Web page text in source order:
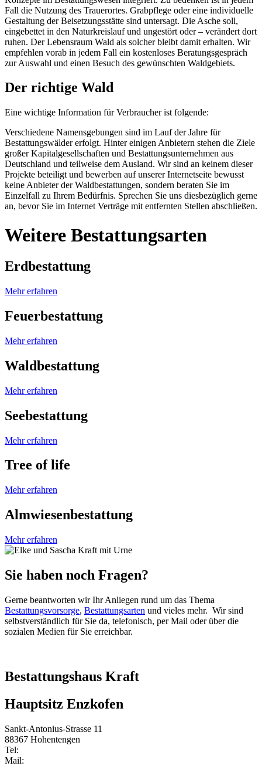
Fall die Nutzung des Trauerortes. Grabpflege oder eine individuelle
Gestaltung der Beisetzungsstätte sind untersagt. Die Asche soll,
eingebettet in den Naturkreislauf und ungestört oder – verändert dort
ruhen. Der Lebensraum Wald als solcher bleibt damit erhalten. Wir
empfehlen vorab in jedem Fall ein kostenloses Beratungsgespräch
zur Auswahl und einen Besuch des gewünschten Waldgebiets.
Der richtige Wald
Eine wichtige Information für Verbraucher ist folgende:
Verschiedene Namensgebungen sind im Lauf der Jahre für
Bestattungswälder erfolgt. Hinter einigen Anbietern stehen die Ziele
großer Kapitalgesellschaften und Bestattungsunternehmen aus
Deutschland und teilweise dem Ausland. Wir sind an keinem dieser
Projekte beteiligt und bewerben auf unserer Internetseite bewusst
keine Anbieter der Waldbestattungen, sondern beraten Sie im
Einzelfall zu Ihrem Bedürfnis. Sprechen Sie uns diesbezüglich gerne
an, bevor Sie im Internet Verträge mit entfernten Stellen abschließen.
Weitere Bestattungsarten
Erdbestattung
Mehr erfahren
Feuerbestattung
Mehr erfahren
Waldbestattung
Mehr erfahren
Seebestattung
Mehr erfahren
Tree of life
Mehr erfahren
Almwiesenbestattung
Mehr erfahren
Sie haben noch Fragen?
Gerne beantworten wir Ihr Anliegen rund um das Thema
Bestattungsvorsorge, Bestattungsarten und vieles mehr. Wir sind
selbstverständlich für Sie da, telefonisch, per Mail oder über die
sozialen Medien für Sie erreichbar.
Bestattungshaus Kraft
Hauptsitz Enzkofen
Sankt-Antonius-Strasse 11
88367 Hohentengen
Tel:
Mail: